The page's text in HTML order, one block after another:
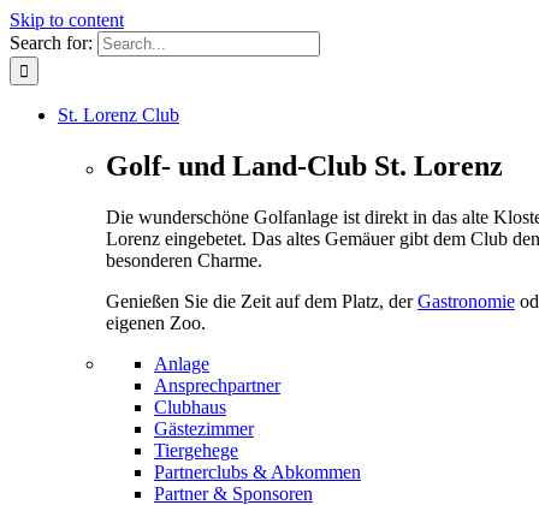
Skip to content
Search for:
St. Lorenz Club
Golf- und Land-Club St. Lorenz
Die wunderschöne Golfanlage ist direkt in das alte
Lorenz eingebetet. Das altes Gemäuer gibt dem Club
besonderen Charme.
Genießen Sie die Zeit auf dem Platz, derGastronomie
eigenen Zoo.
Anlage
Ansprechpartner
Clubhaus
Gästezimmer
Tiergehege
Partnerclubs & Abkommen
Partner & Sponsoren